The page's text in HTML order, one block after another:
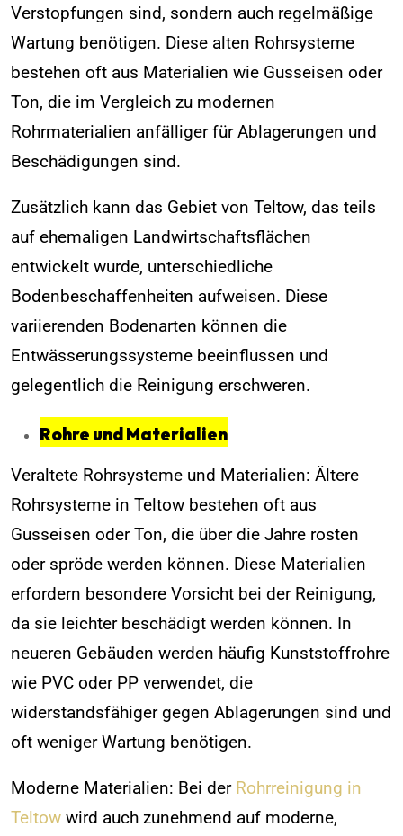
Verstopfungen sind, sondern auch regelmäßige
Wartung benötigen. Diese alten Rohrsysteme
bestehen oft aus Materialien wie Gusseisen oder
Ton, die im Vergleich zu modernen
Rohrmaterialien anfälliger für Ablagerungen und
Beschädigungen sind.
Zusätzlich kann das Gebiet von Teltow, das teils
auf ehemaligen Landwirtschaftsflächen
entwickelt wurde, unterschiedliche
Bodenbeschaffenheiten aufweisen. Diese
variierenden Bodenarten können die
Entwässerungssysteme beeinflussen und
gelegentlich die Reinigung erschweren.
Rohre und Materialien
Veraltete Rohrsysteme und Materialien: Ältere
Rohrsysteme in Teltow bestehen oft aus
Gusseisen oder Ton, die über die Jahre rosten
oder spröde werden können. Diese Materialien
erfordern besondere Vorsicht bei der Reinigung,
da sie leichter beschädigt werden können. In
neueren Gebäuden werden häufig Kunststoffrohre
wie PVC oder PP verwendet, die
widerstandsfähiger gegen Ablagerungen sind und
oft weniger Wartung benötigen.
Moderne Materialien: Bei der Rohrreinigung in
Teltow wird auch zunehmend auf moderne,